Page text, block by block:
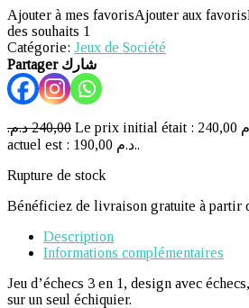
Ajouter à mes favorisAjouter aux favoris
des souhaits 1
Catégorie: Jeux de Société
Partager شارك
240,00 د.م.
actuel est : 190,00 د.م..
Rupture de stock
Bénéficiez de livraison gratuite à partir
Description
Informations complémentaires
Jeu d’échecs 3 en 1, design avec
sur un seul échiquier.